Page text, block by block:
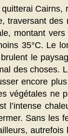
Cairns,
traversant des
montant
35°C. Le
le
des choses.
encore
végétales ne
l’intense
Sans les